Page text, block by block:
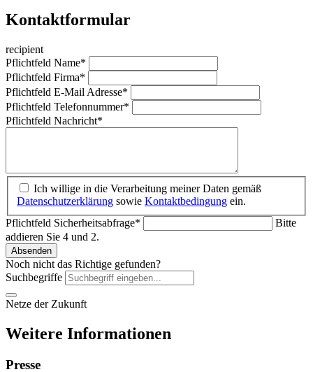
Kontaktformular
recipient
Pflichtfeld Name*
Pflichtfeld Firma*
Pflichtfeld E-Mail Adresse*
Pflichtfeld Telefonnummer*
Pflichtfeld Nachricht*
Ich willige in die Verarbeitung meiner Daten gemäß
Datenschutzerklärung sowie Kontaktbedingung ein.
Pflichtfeld Sicherheitsabfrage*
Bitte
addieren Sie 4 und 2.
Absenden
Noch nicht das Richtige gefunden?
Suchbegriffe
Netze der Zukunft
Weitere Informationen
Presse